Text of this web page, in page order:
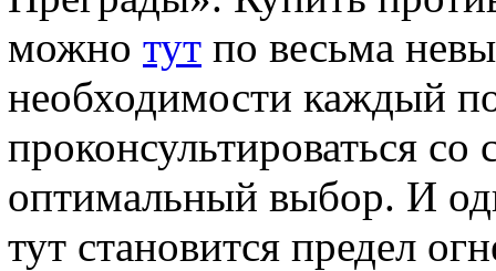
можно тут по весьма
необходимости каждый
проконсультироваться
оптимальный выбор. И
тут становится предел